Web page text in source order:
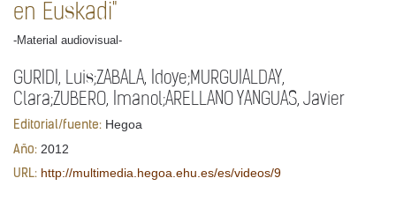
en Euskadi"
-Material audiovisual-
GURIDI, Luis;ZABALA, Idoye;MURGUIALDAY,
Clara;ZUBERO, Imanol;ARELLANO YANGUAS, Javier
Editorial/fuente: Hegoa
Año: 2012
URL: http://multimedia.hegoa.ehu.es/es/videos/9